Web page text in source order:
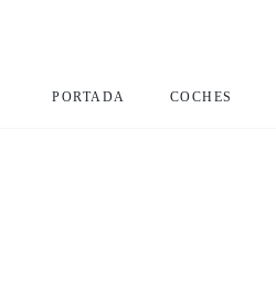
PORTADA COCHES